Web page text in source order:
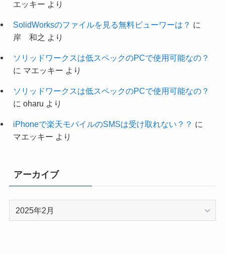
エッキー より
SolidWorksのファイルを見る無料ビューワーは？ に
岸 和之 より
ソリッドワークスは低スペックのPCで使用可能なの？
に マエッキー より
ソリッドワークスは低スペックのPCで使用可能なの？
に oharu より
iPhoneで楽天モバイルのSMSは受け取れない？？ に
マエッキー より
アーカイブ